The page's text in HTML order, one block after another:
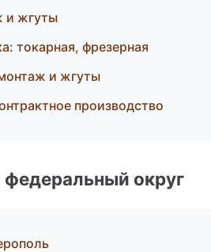
и жгуты
токарная, фрезерная
и жгуты
производство
округ